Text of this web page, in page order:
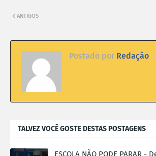
ANTIGOS
Postado por Redação
TALVEZ VOCÊ GOSTE DESTAS POSTAGENS
ESCOLA NÃO PODE PARAR -